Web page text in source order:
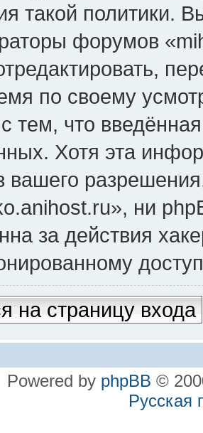
такой политики.
форумов
по своему
тем, что
Хотя эта
вашего
ни
за действия
на страницу входа
Powered by phpBB ©
Русская